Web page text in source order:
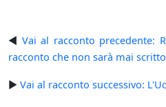
◄ Vai al racconto precedente:
racconto che non sarà mai scritto
► Vai al racconto successivo: